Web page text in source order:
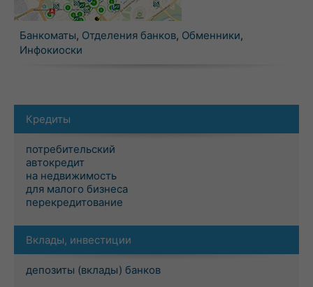
Банкоматы, Отделения банков, Обменники,
Инфокиоски
Кредиты
потребительский
автокредит
на недвижимость
для малого бизнеса
перекредитование
Вклады, инвестиции
депозиты (вклады) банков